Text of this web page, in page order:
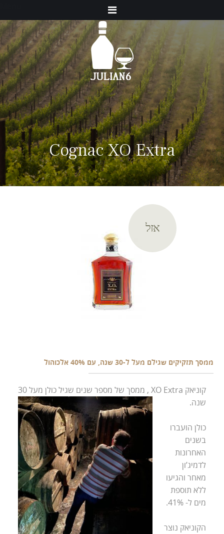
Cognac XO Extra
אזל
ממסך תזקיקים שגילם מעל ל-30 שנה, עם 40% אלכוהול
קוניאק XO Extra , ממסך של מספר שנים שגיל כולן מעל 30
שנה.
כולן הועברו
בשנים
האחרונות
לדמיג’ון
מאחר והגיעו
ללא תוספת
מים ל- 41%.
הקוניאק נוצר